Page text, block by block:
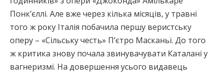
Понк’єллі. Але вже через кілька місяців, у травні
того ж року Італія побачила першу веристську
оперу – «Сільську честь» П’єтро Масканьї. До того
ж критика знову почала звинувачувати Каталані у
вагнеризмі. На довершення усього видавець